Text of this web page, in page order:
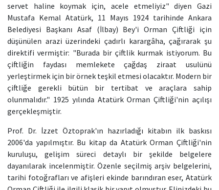
servet haline koymak için, acele etmeliyiz" diyen Gazi
Mustafa Kemal Atatürk, 11 Mayıs 1924 tarihinde Ankara
Belediyesi Başkanı Asaf (İlbay) Bey'i Orman Çiftliği için
düşünülen arazi üzerindeki çadırlı karargâha, çağırarak şu
direktifi vermiştir: "Burada bir çiftlik kurmak istiyorum. Bu
çiftliğin faydası memlekete çağdaş ziraat usulünü
yerleştirmek için bir örnek teşkil etmesi olacaktır. Modern bir
çiftliğe gerekli bütün bir tertibat ve araçlara sahip
olunmalıdır." 1925 yılında Atatürk Orman Çiftliği'nin açılışı
gerçekleşmiştir.
Prof. Dr. İzzet Öztoprak'ın hazırladığı kitabın ilk baskısı
2006'da yapılmıştır. Bu kitap da Atatürk Orman Çiftliği'nin
kuruluşu, gelişim süreci detaylı bir şekilde belgelere
dayanılarak incelenmiştir. Özenle seçilmiş arşiv belgelerini,
tarihi fotoğrafları ve afişleri ekinde barındıran eser, Atatürk